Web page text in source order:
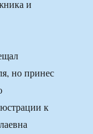
но принес
к